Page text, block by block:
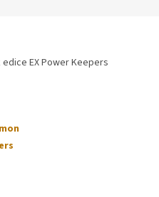
EX Power Keepers